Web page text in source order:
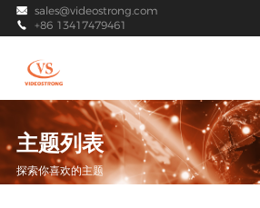
 sales@videostrong.com
 +86 13417479461
主题列表
探索你喜欢的主题